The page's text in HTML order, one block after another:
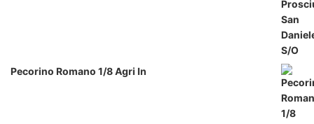
Pecorino Romano 1/8 Agri In